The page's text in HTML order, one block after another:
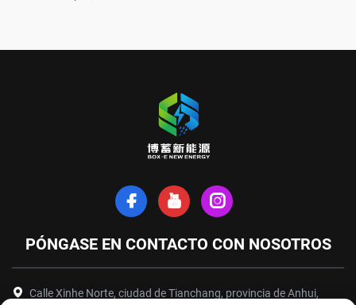
PÓNGASE EN CONTACTO CON NOSOTROS
Calle Xinhe Norte, ciudad de Tianchang, provincia de Anhui,